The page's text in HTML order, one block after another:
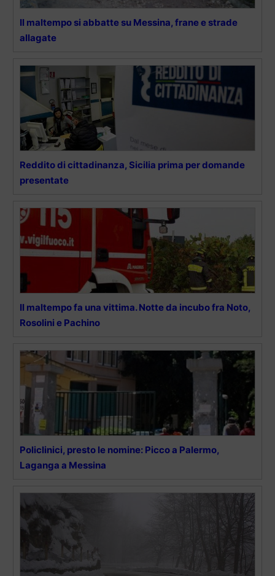
Il maltempo si abbatte su Messina, frane e strade
allagate
Reddito di cittadinanza, Sicilia prima per domande
presentate
Il maltempo fa una vittima. Notte da incubo fra Noto,
Rosolini e Pachino
Policlinici, presto le nomine: Picco a Palermo,
Laganga a Messina